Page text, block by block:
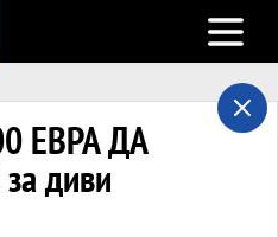
Open
ЕВРА ДА
диви